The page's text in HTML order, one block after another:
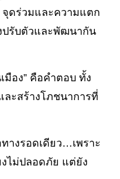
ดร่วมและความแตก
ปรับตัวและพัฒนากัน
มือง” คือคำตอบ ทั้ง
ะสร้างโภชนาการที่
ทางรอดเดียว…เพราะ
ไม่ปลอดภัย แต่ยัง